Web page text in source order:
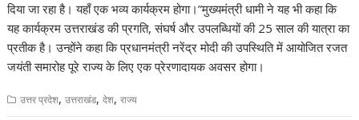
दिया जा रहा है। यहाँ एक भव्य कार्यक्रम होगा।”मुख्यमंत्री धामी ने यह भी कहा कि
यह कार्यक्रम उत्तराखंड की प्रगति, संघर्ष और उपलब्धियों की 25 साल की यात्रा का
प्रतीक है। उन्होंने कहा कि प्रधानमंत्री नरेंद्र मोदी की उपस्थिति में आयोजित रजत
जयंती समारोह पूरे राज्य के लिए एक प्रेरणादायक अवसर होगा।
उत्तर प्रदेश,उत्तराखंड,देश,राज्य